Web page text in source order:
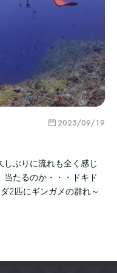
2025/09/19
ぶりに流れも全く感じ
当たるのか・・・ドキド
2匹にギンガメの群れ～